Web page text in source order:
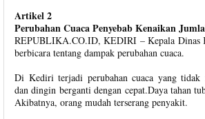
Artikel 2
Perubahan Cuaca Penyebab Kenaikan
REPUBLIKA.CO.ID, KEDIRI – Kepala Dinas
berbicara tentang dampak perubahan cuaca.
Di Kediri terjadi perubahan cuaca yang tidak
dan dingin berganti dengan cepat.Daya tahan
Akibatnya, orang mudah terserang penyakit.